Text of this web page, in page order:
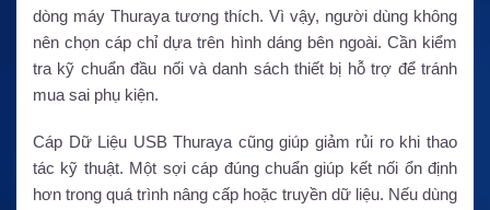
dòng máy Thuraya tương thích. Vì vậy, người dùng không
nên chọn cáp chỉ dựa trên hình dáng bên ngoài. Cần kiểm
tra kỹ chuẩn đầu nối và danh sách thiết bị hỗ trợ để tránh
mua sai phụ kiện.
Cáp Dữ Liệu USB Thuraya cũng giúp giảm rủi ro khi thao
tác kỹ thuật. Một sợi cáp đúng chuẩn giúp kết nối ổn định
hơn trong quá trình nâng cấp hoặc truyền dữ liệu. Nếu dùng